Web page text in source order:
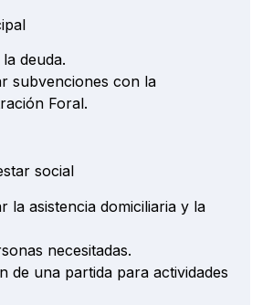
deuda.
subvenciones con la
Foral.
social
la asistencia domiciliaria y la
necesitadas.
de una partida para actividades